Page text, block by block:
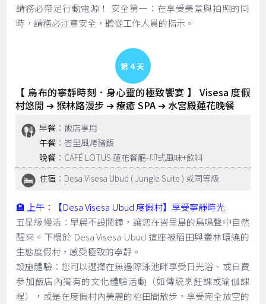
請務必帶足行動電源！ 安全第一：在享受美景與拍照的同
時，請務必注意安全，聽從工作人員的指示。
Day 4
【 烏布的寧靜時刻．身心靈的極致饗宴 】 Visesa 度假
村悠閒 ➔ 猴林路漫步 ➔ 療癒 SPA ➔ 水宮殿蓮花晚餐
早餐 ：飯店享用
午餐 ：峇里風烤豬飯
晚餐 ：CAFÉ LOTUS 蓮花餐廳-印式風味+飲料
住宿 ：Desa Visesa Ubud ( Jungle Suite ) 或同等級
🏨 上午：【Desa Visesa Ubud 度假村】享受寧靜時光
五星級慢活：早晨不設鬧鐘，讓您在峇里島的鳥鳴聲中自然
醒來。下榻於 Desa Visesa Ubud 這座被稻田與叢林環繞的
生態度假村，感受極致的寧靜。
設施體驗：您可以選擇在無邊際泳池畔享受日光浴、或自費
參加飯店內獨有的文化體驗活動（如傳統烹飪課或瑜伽課
程），或是在度假村內美麗的稻田間散步，享受完全放空的